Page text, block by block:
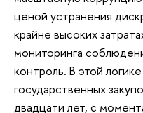
ценой устранения
крайне высоких
мониторинга
контроль. В этой
государственных
двадцати лет, с